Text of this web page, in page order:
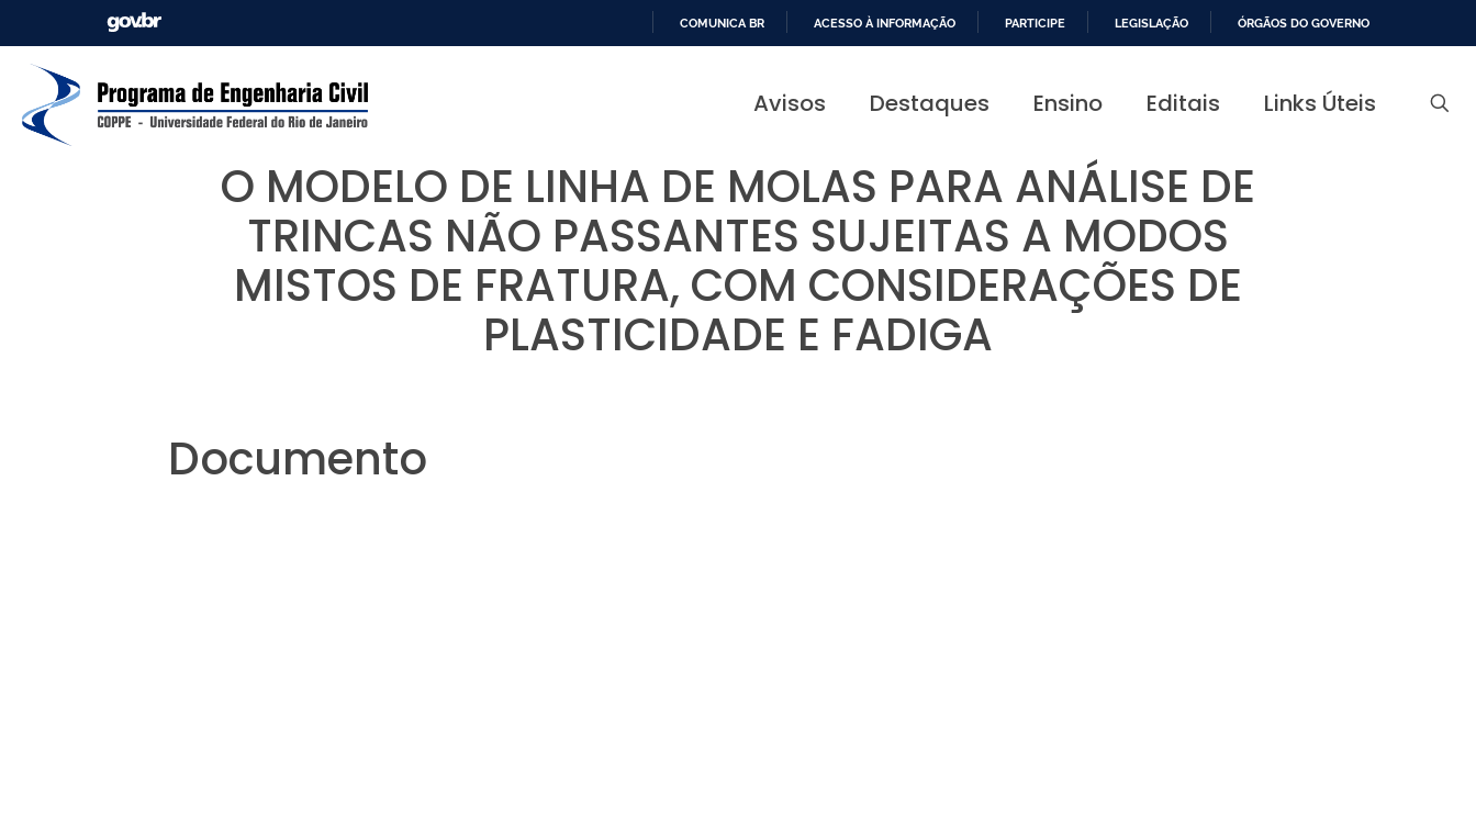
PARA
COMUNICA BR ACESSO À INFORMAÇÃO PARTICIPE LEGISLAÇÃO ÓRGÃOS DO GOVERNO
Avisos Destaques Ensino Editais Links Úteis
O MODELO DE LINHA DE MOLAS PARA ANÁLISE DE
TRINCAS NÃO PASSANTES SUJEITAS A MODOS
MISTOS DE FRATURA, COM CONSIDERAÇÕES DE
PLASTICIDADE E FADIGA
Documento